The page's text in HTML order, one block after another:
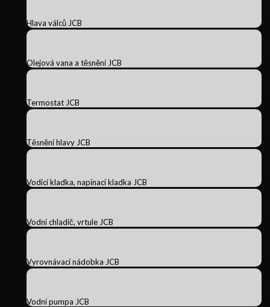
Hlava válců JCB
Olejová vana a těsnění JCB
Termostat JCB
Těsnění hlavy JCB
Vodicí kladka, napínací kladka JCB
Vodní chladič, vrtule JCB
Vyrovnávací nádobka JCB
Vodní pumpa JCB